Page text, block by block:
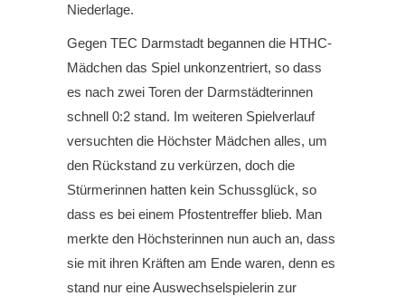
Niederlage.
Gegen TEC Darmstadt begannen die HTHC-
Mädchen das Spiel unkonzentriert, so dass
es nach zwei Toren der Darmstädterinnen
schnell 0:2 stand. Im weiteren Spielverlauf
versuchten die Höchster Mädchen alles, um
den Rückstand zu verkürzen, doch die
Stürmerinnen hatten kein Schussglück, so
dass es bei einem Pfostentreffer blieb. Man
merkte den Höchsterinnen nun auch an, dass
sie mit ihren Kräften am Ende waren, denn es
stand nur eine Auswechselspielerin zur